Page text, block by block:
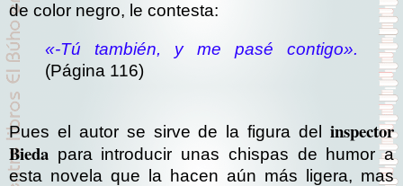
de color negro, le contesta:
«-Tú también, y me pasé contigo».
(Página 116)
Pues el autor se sirve de la figura del inspector
Bieda para introducir unas chispas de humor a
esta novela que la hacen aún más ligera, mas